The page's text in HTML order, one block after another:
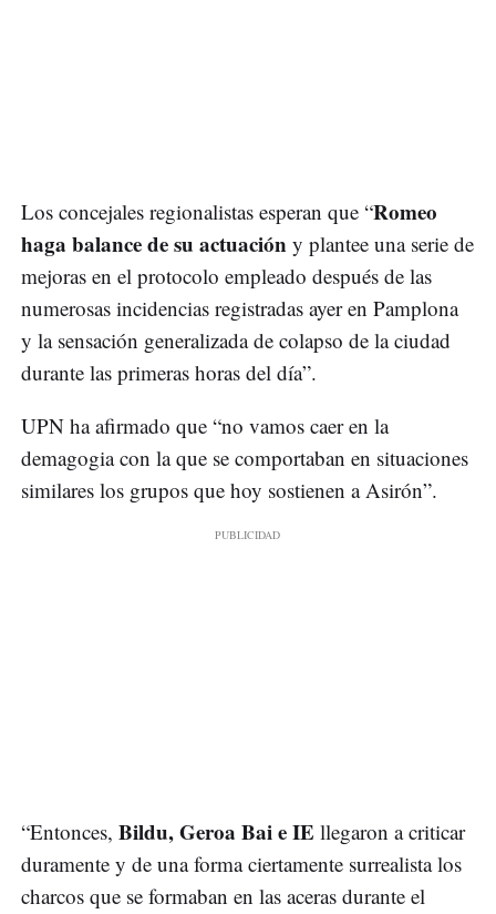
Los concejales regionalistas esperan que “Romeo
haga balance de su actuación y plantee una serie de
mejoras en el protocolo empleado después de las
numerosas incidencias registradas ayer en Pamplona
y la sensación generalizada de colapso de la ciudad
durante las primeras horas del día”.
UPN ha afirmado que “no vamos caer en la
demagogia con la que se comportaban en situaciones
similares los grupos que hoy sostienen a Asirón”.
“Entonces, Bildu, Geroa Bai e IE llegaron a criticar
duramente y de una forma ciertamente surrealista los
charcos que se formaban en las aceras durante el